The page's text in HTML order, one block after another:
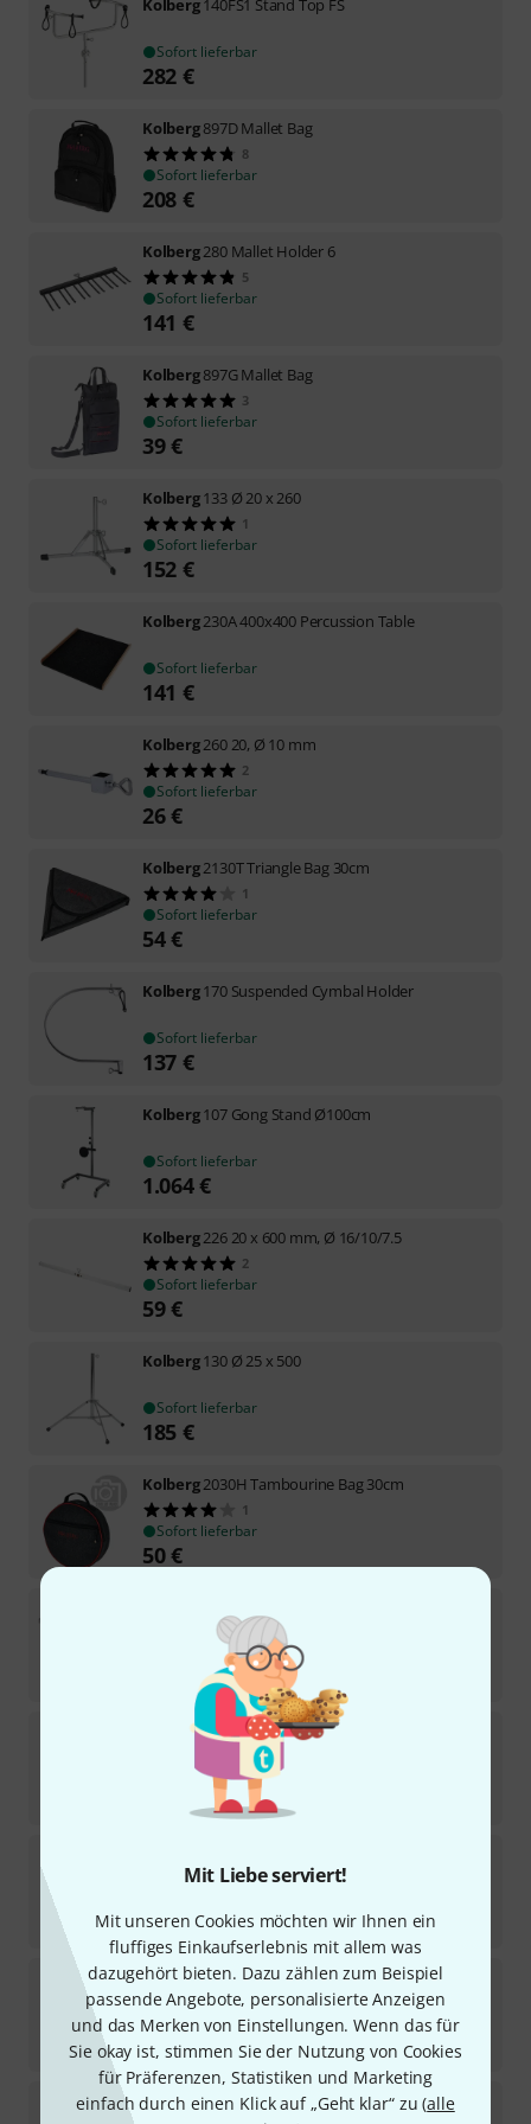
Mit Liebe serviert!
Mit unseren Cookies möchten wir Ihnen ein
fluffiges Einkaufserlebnis mit allem was
dazugehört bieten. Dazu zählen zum Beispiel
passende Angebote, personalisierte Anzeigen
und das Merken von Einstellungen. Wenn das für
Sie okay ist, stimmen Sie der Nutzung von Cookies
für Präferenzen, Statistiken und Marketing
einfach durch einen Klick auf „Geht klar“ zu (alle
Sofort lieferbar
282 €
Kolberg897D Mallet Bag
8
Sofort lieferbar
208 €
Kolberg280 Mallet Holder 6
5
Sofort lieferbar
141 €
Kolberg897G Mallet Bag
3
Sofort lieferbar
39€
Kolberg133 Ø 20 x 260
1
Sofort lieferbar
152 €
Kolberg230A 400x400 Percussion Table
Sofort lieferbar
141 €
Kolberg260 20, Ø 10 mm
2
Sofort lieferbar
26€
Kolberg2130T Triangle Bag 30cm
1
Sofort lieferbar
54€
Kolberg170 Suspended Cymbal Holder
Sofort lieferbar
137 €
Kolberg107 Gong Stand Ø100cm
Sofort lieferbar
1.064€
Kolberg226 20 x 600 mm, Ø 16/10/7.5
2
Sofort lieferbar
59€
Kolberg130 Ø 25 x 500
Sofort lieferbar
185 €
Kolberg2030H Tambourine Bag 30cm
1
Sofort lieferbar
50€
Sofort lieferbar
Kolberg242 Triangle Holder
Sofort lieferbar
212€
KolbergMSX Gong Stand Ø85cm
Sofort lieferbar
890 €
Kolberg164 Ø 16 x 400